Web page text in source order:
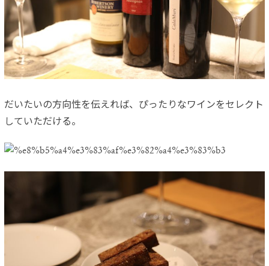
だいたいの方向性を伝えれば、ぴったりなワインをセレクト
していただける。